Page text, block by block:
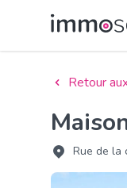
Retour
Rue de la